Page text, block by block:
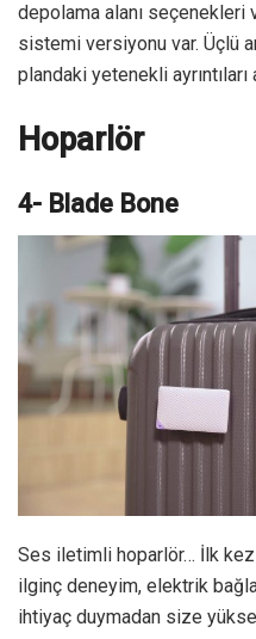
depolama alanı
sistemi versiyonu var. Üçlü
plandaki yetenekli ayrıntıları
Hoparlör
4- Blade Bone
Ses iletimli hoparlör… İlk
ilginç deneyim, elektrik
ihtiyaç duymadan size